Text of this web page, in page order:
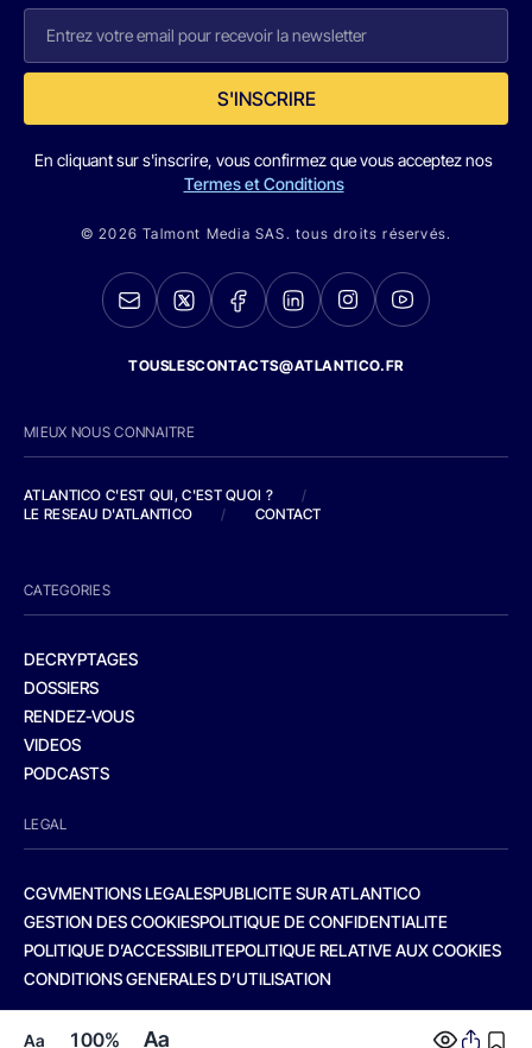
Aa 100% Aa
S'INSCRIRE
En cliquant sur s'inscrire, vous confirmez que vous acceptez nos
Termes et Conditions
© 2026 Talmont Media SAS. tous droits réservés.
TOUSLESCONTACTS@ATLANTICO.FR
MIEUX NOUS CONNAITRE
ATLANTICO C'EST QUI, C'EST QUOI ?
/
LE RESEAU D'ATLANTICO
/ CONTACT
CATEGORIES
DECRYPTAGES
DOSSIERS
RENDEZ-VOUS
VIDEOS
PODCASTS
LEGAL
CGVMENTIONS LEGALESPUBLICITE SUR ATLANTICO
GESTION DES COOKIESPOLITIQUE DE CONFIDENTIALITE
POLITIQUE D’ACCESSIBILITEPOLITIQUE RELATIVE AUX COOKIES
CONDITIONS GENERALES D’UTILISATION